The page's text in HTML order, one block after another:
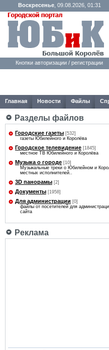
Воскресенье, 09.08.2026, 01:31
Кнопки авторизации / регистрации
Главная Новости Файлы
Разделы файлов
Городские газеты [532]
газеты Юбилейного и Королёва
Городское телевидение [1845]
местное ТВ Юбилейного и Королёва
Музыка о городе [10]
Музыкальные треки о Юбилейном и
местных исполнителей..
3D панорамы [2]
Документы [1958]
Для администрации [0]
файлы от посетителей для
сайта
Реклама